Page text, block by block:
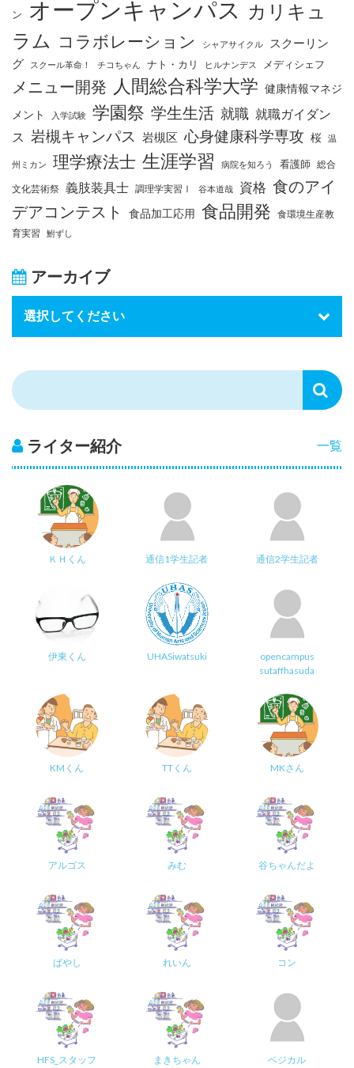
ン オープンキャンパス カリキュ
ラム コラボレーション シャアサイクル
スクーリン
グ
スクール革命！ チコちゃん ナト・カリ ヒルナンデス メディシェフ
メニュー開発 人間総合科学大学 健康情報マネジ
メント
入学試験 学園祭 学生生活 就職 就職ガイダン
ス 岩槻キャンパス 岩槻区 心身健康科学専攻 桜 温
州ミカン 理学療法士 生涯学習 病院を知ろう 看護師 総合
文化芸術祭 義肢装具士 調理学実習Ⅰ 谷本道哉 資格 食のアイ
デアコンテスト
食品加工応用 食品開発 食環境生産教
育実習
鮒ずし
アーカイブ
一覧
ライター紹介
ＫＨくん 通信1学生記者 通信2学生記者
伊東くん UHASiwatsuki
opencampus
sutaffhasuda
KMくん TTくん MKさん
アルゴス みむ 谷ちゃんだよ
ばやし れいん コン
HFS_スタッフ まきちゃん ベジカル